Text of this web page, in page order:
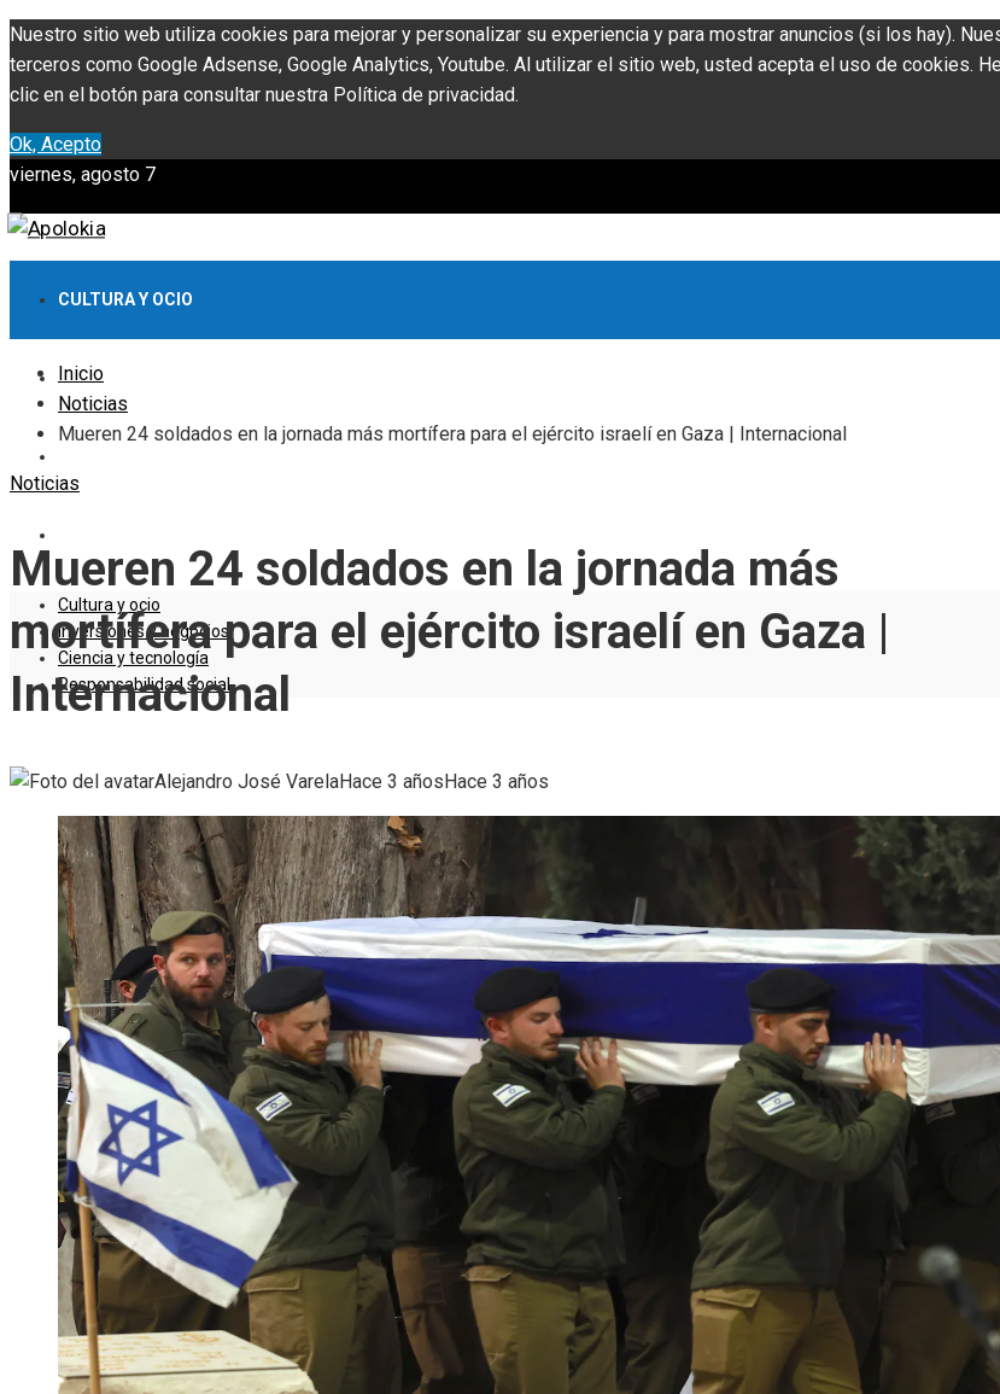
Nuestro sitio web utiliza cookies para mejorar y personalizar su experiencia y para mostrar anuncios (si los hay).
terceros como Google Adsense, Google Analytics, Youtube. Al utilizar el sitio web, usted acepta el uso de cookies.
clic en el botón para consultar nuestra Política de privacidad.
Ok, Acepto
viernes, agosto 7
CULTURA Y OCIO
INVERSIONES Y NEGOCIOS
Cultura y ocio
Inversiones y negocios
Ciencia y tecnología
Responsabilidad social
Inicio
Noticias
Mueren 24 soldados en la jornada más mortífera para el ejército israelí en Gaza | Internacional
Noticias
Mueren 24 soldados en la jornada más
mortífera para el ejército israelí en Gaza |
Internacional
Alejandro José VarelaHace 3 años Hace 3 años